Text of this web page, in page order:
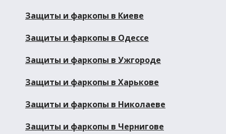
Защиты и фаркопы в Киеве
Защиты и фаркопы в Одессе
Защиты и фаркопы в Ужгороде
Защиты и фаркопы в Харькове
Защиты и фаркопы в Николаеве
Защиты и фаркопы в Чернигове